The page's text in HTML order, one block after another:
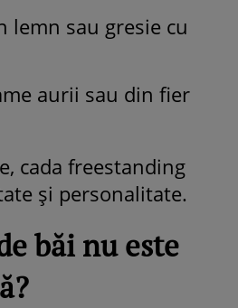
lemn sau gresie cu
aurii sau din fier
cada freestanding
și personalitate.
băi nu este